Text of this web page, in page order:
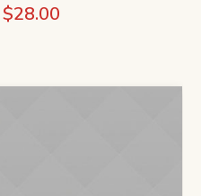
Original
$30.00.
$28.00
$28.00.